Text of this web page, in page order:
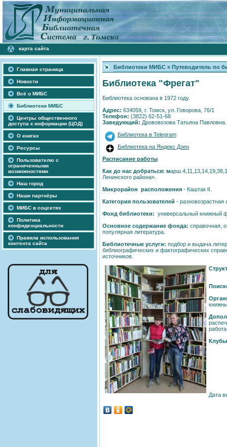
карта сайта
Главная страница
Новости
Всё о МИБС
Библиотеки МИБС
Центры общественного
доступа к информации (ЦОД)
О книгах
Ресурсы
Пользователю с
ограниченными
возможностями
Наш город
Наши партнёры
МИБС в соцсетях
Политика
конфиденциальности
Правила использования
контента сайта
Библиотеки МИБС » Путеводитель по
Библиотека "Фрегат"
Библиотека основана в 1972 году.
Адрес: 634059, г. Томск, ул. Говорова, 76/1
Телефон: (3822) 62-51-68
Заведующий: Дрововозова Татьяна Павловна.
Библиотека в Telegram
Библиотека на Яндекс Дзен
Расписание работы
Как до нас добраться: м
Ленинского района».
Микрорайон расположения - Каштак II.
Категория пользователей - разновозрастная
Фонд библиотеки: универсальный книжный
Основное содержание фонда: справочная,
популярная литература.
Библиотечные услуги: подбор и выдача
библиографических и фактографических
источников.
Дата